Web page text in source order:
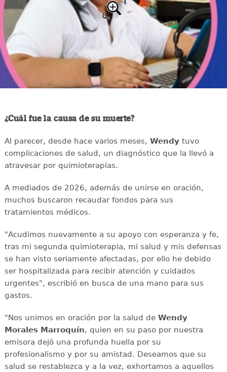
¿Cuál fue la causa de su muerte?
Al parecer, desde hace varios meses, Wendytuvo
complicaciones de salud, un diagnóstico que la llevó a
atravesar por quimioterapias.
A mediados de 2026, además de unirse en oración,
muchos buscaron recaudar fondos para sus
tratamientos médicos.
"Acudimos nuevamente a su apoyo con esperanza y fe,
tras mi segunda quimioterapia, mi salud y mis defensas
se han visto seriamente afectadas, por ello he debido
ser hospitalizada para recibir atención y cuidados
urgentes", escribió en busca de una mano para sus
gastos.
"Nos unimos en oración por la salud de Wendy
Morales Marroquín, quien en su paso por nuestra
emisora dejó una profunda huella por su
profesionalismo y por su amistad. Deseamos que su
salud se restablezca y a la vez, exhortamos a aquellos